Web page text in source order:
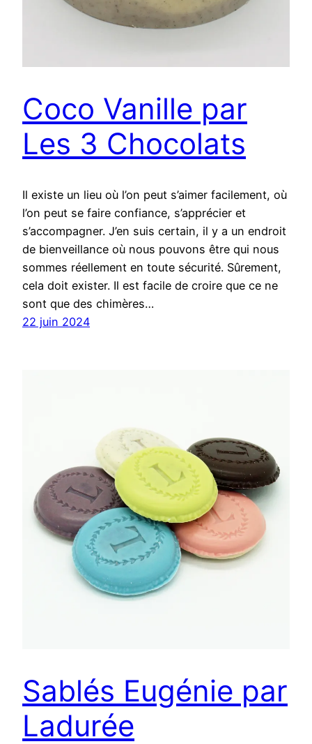
Coco Vanille par
Les 3 Chocolats
Il existe un lieu où l’on peut s’aimer facilement, où
l’on peut se faire confiance, s’apprécier et
s’accompagner. J’en suis certain, il y a un endroit
de bienveillance où nous pouvons être qui nous
sommes réellement en toute sécurité. Sûrement,
cela doit exister. Il est facile de croire que ce ne
sont que des chimères…
22 juin 2024
Sablés Eugénie par
Ladurée